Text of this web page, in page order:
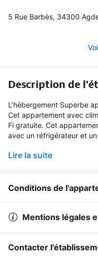
5 Rue Barbès, 34300
Description de
L’hébergement Superbe
Cet appartement avec
Fi gratuite. Cet
avec un réfrigérateur et
Lire la suite
Conditions de
Mentions légales
Contacter